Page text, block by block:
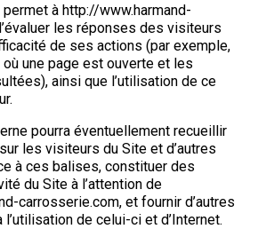
à http://www.harmand-
les réponses des visiteurs
de ses actions (par exemple,
une page est ouverte et les
ainsi que l’utilisation de ce
pourra éventuellement recueillir
les visiteurs du Site et d’autres
à ces balises, constituer des
du Site à l’attention de
carrosserie.com, et fournir d’autres
de celui-ci et d’Internet.